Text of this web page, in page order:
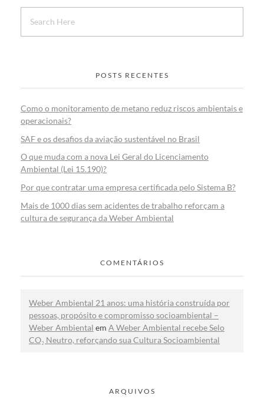
POSTS RECENTES
Como o monitoramento de metano reduz riscos ambientais e
operacionais?
SAF e os desafios da aviação sustentável no Brasil
O que muda com a nova Lei Geral do Licenciamento
Ambiental (Lei 15.190)?
Por que contratar uma empresa certificada pelo Sistema B?
Mais de 1000 dias sem acidentes de trabalho reforçam a
cultura de segurança da Weber Ambiental
COMENTÁRIOS
Weber Ambiental 21 anos: uma história construída por
pessoas, propósito e compromisso socioambiental –
Weber Ambiental em A Weber Ambiental recebe Selo
CO₂ Neutro, reforçando sua Cultura Socioambiental
ARQUIVOS